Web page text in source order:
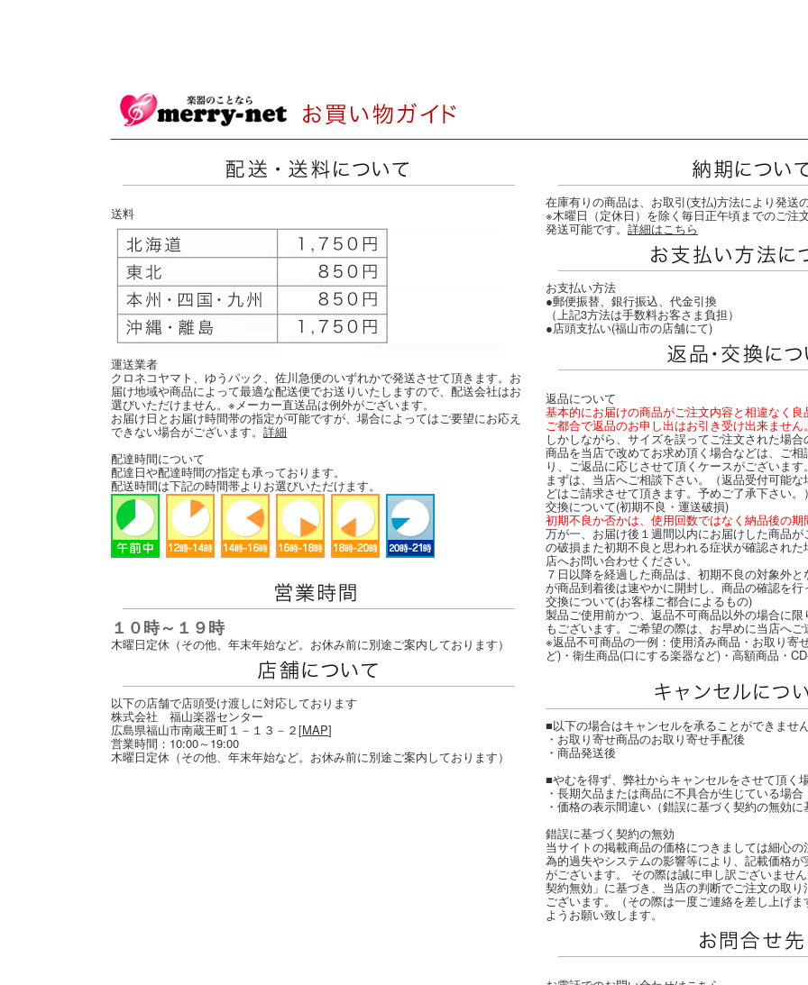
送料
運送業者
クロネコヤマト、ゆうパック、佐川急便のいずれかで発送させて頂きます。お
届け地域や商品によって最適な配送便でお送りいたしますので、配送会社はお
選びいただけません。※メーカー直送品は例外がございます。
お届け日とお届け時間帯の指定が可能ですが、場合によってはご要望にお応え
できない場合がございます。 詳細
配達時間について
配達日や配達時間の指定も承っております。
配送時間は下記の時間帯よりお選びいただけます。
１０時～１９時
木曜日定休（その他、年末年始など。お休み前に別途ご案内しております）
以下の店舗で店頭受け渡しに対応しております
株式会社 福山楽器センター
広島県福山市南蔵王町１－１３－２[MAP]
営業時間：10:00～19:00
木曜日定休（その他、年末年始など。お休み前に別途ご案内しております）
在庫有りの商品は、お取引(支払)方法により発送
※木曜日（定休日）を除く毎日正午頃までのご注
発送可能です。 詳細はこちら
お支払い方法
●郵便振替、銀行振込、代金引換
（上記3方法は手数料お客さま負担）
●店頭支払い(福山市の店舗にて)
返品について
基本的にお届けの商品がご注文内容と相違なく
ご都合で返品のお申し出はお引き受け出来ません
しかしながら、サイズを誤ってご注文された場
商品を当店で改めてお求め頂く場合などは、ご
り、ご返品に応じさせて頂くケースがございます
まずは、当店へご相談下さい。（返品受付可能
どはご請求させて頂きます。予めご了承下さい。
交換について(初期不良・運送破損)
初期不良か否かは、使用回数ではなく納品後の
万が一、お届け後１週間以内にお届けした商品
の破損また初期不良と思われる症状が確認され
店へお問い合わせください。
７日以降を経過した商品は、初期不良の対象外
が商品到着後は速やかに開封し、商品の確認を
交換について(お客様ご都合によるもの)
製品ご使用前かつ、返品不可商品以外の場合に
もございます。ご希望の際は、お早めに当店へ
※返品不可商品の一例：使用済み商品・お取り寄
ど)・衛生商品(口にする楽器など)・高額商品・
■以下の場合はキャンセルを承ることができませ
・お取り寄せ商品のお取り寄せ手配後
・商品発送後
■やむを得ず、弊社からキャンセルをさせて頂く
・長期欠品または商品に不具合が生じている場合
・価格の表示間違い（錯誤に基づく契約の無効に
錯誤に基づく契約の無効
当サイトの掲載商品の価格につきましては細心
為的過失やシステムの影響等により、記載価格
がございます。 その際は誠に申し訳ございませ
契約無効」に基づき、当店の判断でご注文の取
ございます。（その際は一度ご連絡を差し上げ
ようお願い致します。